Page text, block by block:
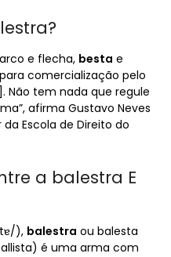
e flecha, besta e
comercialização pelo
Não tem nada que regule
afirma Gustavo Neves
Escola de Direito do
a balestra E
), balestra ou balesta
é uma arma com